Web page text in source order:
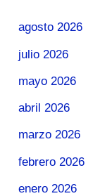
agosto 2026
julio 2026
mayo 2026
abril 2026
marzo 2026
febrero 2026
enero 2026